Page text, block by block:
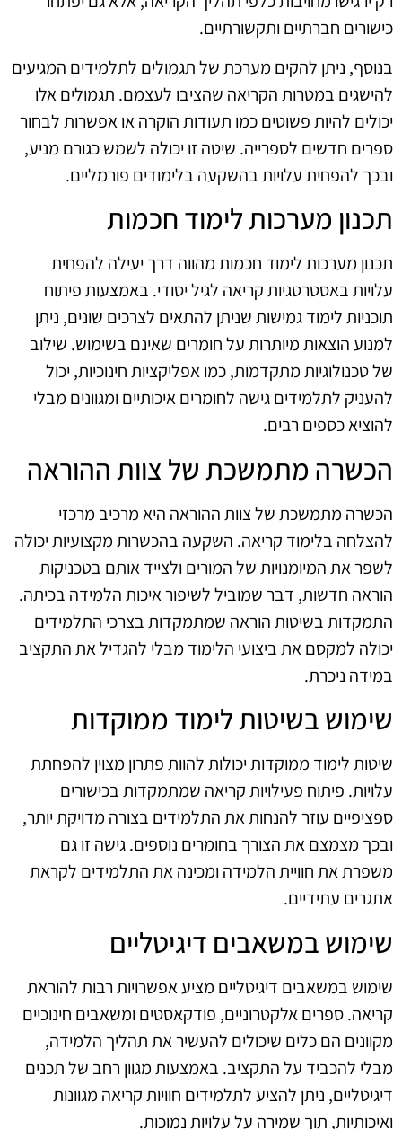
כישורים חברתיים ותקשורתיים.
בנוסף, ניתן להקים מערכת של תגמולים לתלמידים המגיעים
להישגים במטרות הקריאה שהציבו לעצמם. תגמולים אלו
יכולים להיות פשוטים כמו תעודות הוקרה או אפשרות לבחור
ספרים חדשים לספרייה. שיטה זו יכולה לשמש כגורם מניע,
ובכך להפחית עלויות בהשקעה בלימודים פורמליים.
תכנון מערכות לימוד חכמות
תכנון מערכות לימוד חכמות מהווה דרך יעילה להפחית
עלויות באסטרטגיות קריאה לגיל יסודי. באמצעות פיתוח
תוכניות לימוד גמישות שניתן להתאים לצרכים שונים, ניתן
למנוע הוצאות מיותרות על חומרים שאינם בשימוש. שילוב
של טכנולוגיות מתקדמות, כמו אפליקציות חינוכיות, יכול
להעניק לתלמידים גישה לחומרים איכותיים ומגוונים מבלי
להוציא כספים רבים.
הכשרה מתמשכת של צוות ההוראה
הכשרה מתמשכת של צוות ההוראה היא מרכיב מרכזי
להצלחה בלימוד קריאה. השקעה בהכשרות מקצועיות יכולה
לשפר את המיומנויות של המורים ולצייד אותם בטכניקות
הוראה חדשות, דבר שמוביל לשיפור איכות הלמידה בכיתה.
התמקדות בשיטות הוראה שמתמקדות בצרכי התלמידים
יכולה למקסם את ביצועי הלימוד מבלי להגדיל את התקציב
במידה ניכרת.
שימוש בשיטות לימוד ממוקדות
שיטות לימוד ממוקדות יכולות להוות פתרון מצוין להפחתת
עלויות. פיתוח פעילויות קריאה שמתמקדות בכישורים
ספציפיים עוזר להנחות את התלמידים בצורה מדויקת יותר,
ובכך מצמצם את הצורך בחומרים נוספים. גישה זו גם
משפרת את חוויית הלמידה ומכינה את התלמידים לקראת
אתגרים עתידיים.
שימוש במשאבים דיגיטליים
שימוש במשאבים דיגיטליים מציע אפשרויות רבות להוראת
קריאה. ספרים אלקטרוניים, פודקאסטים ומשאבים חינוכיים
מקוונים הם כלים שיכולים להעשיר את תהליך הלמידה,
מבלי להכביד על התקציב. באמצעות מגוון רחב של תכנים
דיגיטליים, ניתן להציע לתלמידים חוויות קריאה מגוונות
ואיכותיות, תוך שמירה על עלויות נמוכות.